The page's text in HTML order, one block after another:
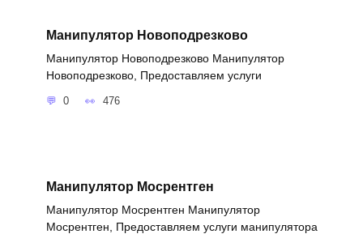
Манипулятор Новоподрезково
Манипулятор Новоподрезково Манипулятор
Новоподрезково, Предоставляем услуги
0 476
Манипулятор Мосрентген
Манипулятор Мосрентген Манипулятор
Мосрентген, Предоставляем услуги манипулятора